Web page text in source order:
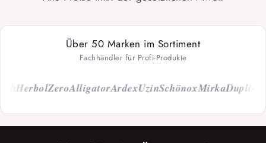
Über 50 Marken im Sortiment
Fachhändler für Profi-Produkte
HerbolZeroAlligatorArdexUzinSchönoxMirkaDupli-